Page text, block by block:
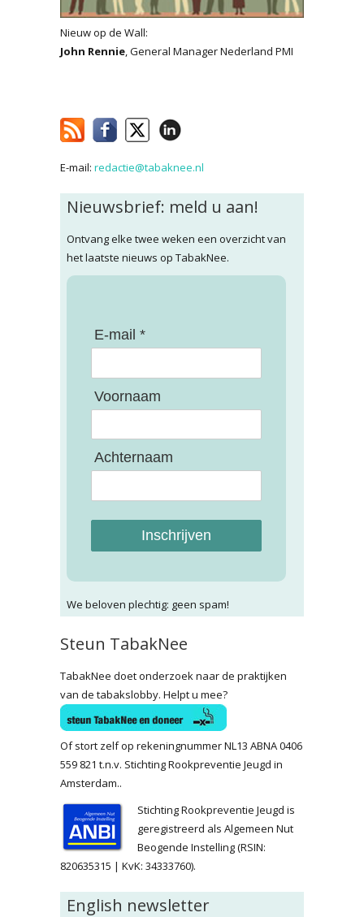
Nieuw op de Wall:
John Rennie, General Manager Nederland PMI
E-mail: redactie@tabaknee.nl
Nieuwsbrief: meld u aan!
Ontvang elke twee weken een overzicht van
het laatste nieuws op TabakNee.
E-mail *
Voornaam
Achternaam
Inschrijven
We beloven plechtig: geen spam!
Steun TabakNee
TabakNee doet onderzoek naar de praktijken
van de tabakslobby. Helpt u mee?
Of stort zelf op rekeningnummer NL13 ABNA 0406
559 821 t.n.v. Stichting Rookpreventie Jeugd in
Amsterdam..
Stichting Rookpreventie Jeugd is
geregistreerd als Algemeen Nut
Beogende Instelling (RSIN:
820635315 | KvK: 34333760).
English newsletter